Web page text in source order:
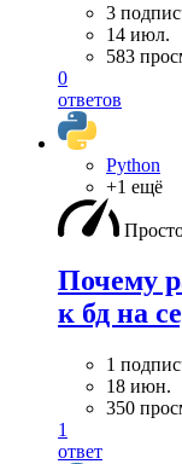
3
14 июл.
583
0
ответов
Python
+1 ещё
Почему
к бд на
1
18 июн.
350
1
ответ